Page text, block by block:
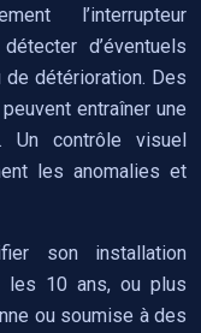
l’interrupteur
d’éventuels
détérioration. Des
entraîner une
Un contrôle visuel
les anomalies et
son installation
les 10 ans, ou plus
ou soumise à des